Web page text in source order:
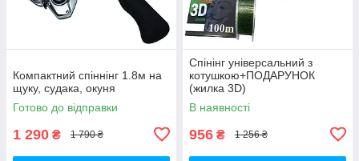
Компактний спіннінг 1.8м на
щуку, судака, окуня
Готово до відправки
1 290 ₴ 1 790 ₴
Спінінг універсальний з
котушкою+ПОДАРУНОК
(жилка 3D)
В наявності
956 ₴ 1 256 ₴